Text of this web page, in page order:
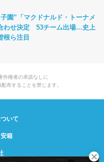
園”「マクドナルド・トーナメ
わせ決定 53チーム出場…史上
根ら注目
作権者の承諾なしに
布することを禁じます。
いて
箱